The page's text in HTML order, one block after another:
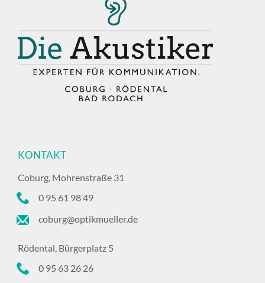
KONTAKT
Coburg, Mohrenstraße 31
0 95 61 98 49
coburg@optikmueller.de
Rödental, Bürgerplatz 5
0 95 63 26 26